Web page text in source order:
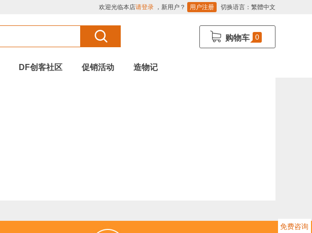
欢迎光临本店请登录 ，新用户？ 用户注册 切换语言： 繁體中文
购物车 0
DF创客社区 促销活动 造物记
免费咨询